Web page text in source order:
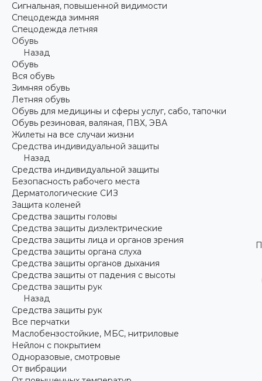
Сигнальная, повышенной видимости
Спецодежда зимняя
Спецодежда летняя
Обувь
Назад
Обувь
Вся обувь
Зимняя обувь
Летняя обувь
Обувь для медицины и сферы услуг, сабо, тапочки
Обувь резиновая, валяная, ПВХ, ЭВА
Жилеты на все случаи жизни
Средства индивидуальной защиты
Назад
Средства индивидуальной защиты
Безопасность рабочего места
Дерматологические СИЗ
Защита коленей
Средства защиты головы
Средства защиты диэлектрические
Средства защиты лица и органов зрения
Средства защиты органа слуха
Средства защиты органов дыхания
Средства защиты от падения с высоты
Средства защиты рук
Назад
Средства защиты рук
Все перчатки
Маслобензостойкие, МБС, нитриловые
Нейлон с покрытием
Одноразовые, смотровые
От вибрации